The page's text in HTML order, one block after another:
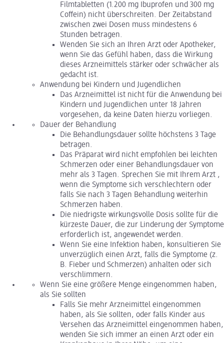
Filmtabletten (1.200 mg Ibuprofen und 300 mg
Coffein) nicht überschreiten. Der Zeitabstand
zwischen zwei Dosen muss mindestens 6
Stunden betragen.
Wenden Sie sich an Ihren Arzt oder Apotheker,
wenn Sie das Gefühl haben, dass die Wirkung
dieses Arzneimittels stärker oder schwächer als
gedacht ist.
Anwendung bei Kindern und Jugendlichen
Das Arzneimittel ist nicht für die Anwendung bei
Kindern und Jugendlichen unter 18 Jahren
vorgesehen, da keine Daten hierzu vorliegen.
Dauer der Behandlung
Die Behandlungsdauer sollte höchstens 3 Tage
betragen.
Das Präparat wird nicht empfohlen bei leichten
Schmerzen oder einer Behandlungsdauer von
mehr als 3 Tagen. Sprechen Sie mit Ihrem Arzt ,
wenn die Symptome sich verschlechtern oder
falls Sie nach 3 Tagen Behandlung weiterhin
Schmerzen haben.
Die niedrigste wirkungsvolle Dosis sollte für die
kürzeste Dauer, die zur Linderung der Symptome
erforderlich ist, angewendet werden.
Wenn Sie eine Infektion haben, konsultieren Sie
unverzüglich einen Arzt, falls die Symptome (z.
B. Fieber und Schmerzen) anhalten oder sich
verschlimmern.
Wenn Sie eine größere Menge eingenommen haben,
als Sie sollten
Falls Sie mehr Arzneimittel eingenommen
haben, als Sie sollten, oder falls Kinder aus
Versehen das Arzneimittel eingenommen haben,
wenden Sie sich immer an einen Arzt oder ein